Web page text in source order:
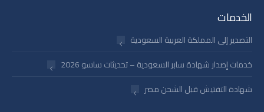
opens
in
window
opens
in
window
in
window
in
window
الخدمات
التصدير إلى المملكة العربية السعودية
خدمات إصدار شهادة سابر السعودية – تحديثات ساسو 2026
شهادة التفتيش قبل الشحن مصر